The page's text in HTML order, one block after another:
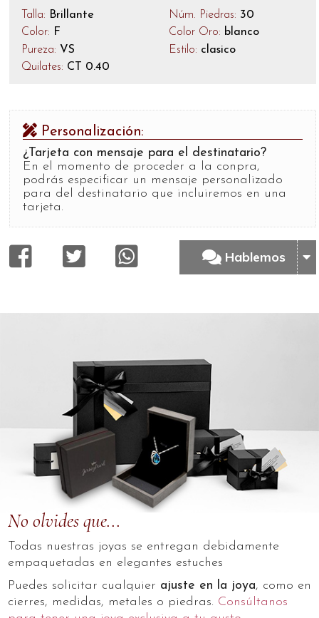
Talla: Brillante
Color: F
Pureza: VS
Quilates: CT 0.40
Núm. Piedras: 30
Color Oro: blanco
Estilo: clasico
Personalización:
¿Tarjeta con mensaje para el destinatario?
En el momento de proceder a la conpra,
podrás especificar un mensaje personalizado
para del destinatario que incluiremos en una
tarjeta.
Hablemos
No olvides que...
Todas nuestras joyas se entregan debidamente
empaquetadas en elegantes estuches
Puedes solicitar cualquier ajuste en la joya, como en
cierres, medidas, metales o piedras. Consúltanos